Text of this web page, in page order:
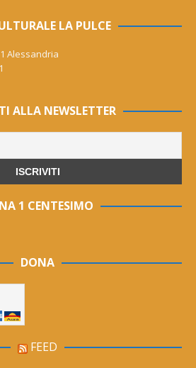
LA PULCE
Alessandria
ALLA NEWSLETTER
1 CENTESIMO
DONA
FEED